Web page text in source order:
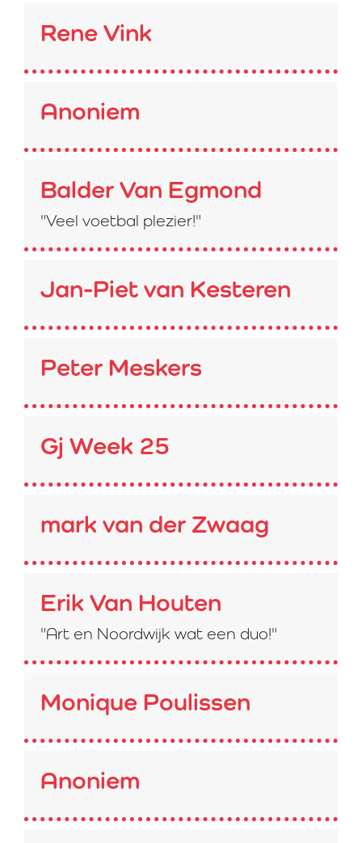
Rene Vink
Anoniem
Balder Van Egmond
"Veel voetbal plezier!"
Jan-Piet van Kesteren
Peter Meskers
Gj Week 25
mark van der Zwaag
Erik Van Houten
"Art en Noordwijk wat een duo!"
Monique Poulissen
Anoniem